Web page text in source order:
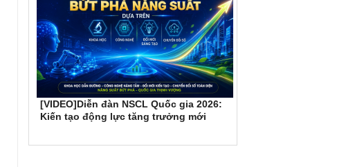
[VIDEO]Diễn đàn NSCL Quốc gia 2026:
Kiến tạo động lực tăng trưởng mới